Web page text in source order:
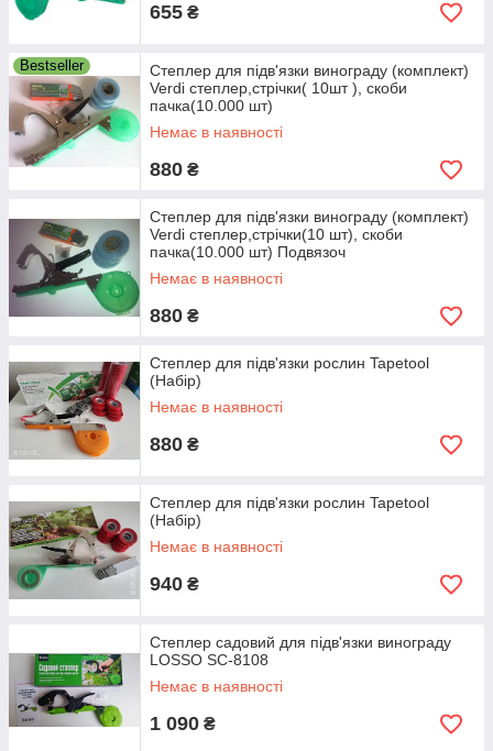
655 ₴
Bestseller
Степлер для підв'язки винограду (комплект)
Verdi степлер,стрічки( 10шт ), скоби
пачка(10.000 шт)
Немає в наявності
880 ₴
Степлер для підв'язки винограду (комплект)
Verdi степлер,стрічки(10 шт), скоби
пачка(10.000 шт) Подвязоч
Немає в наявності
880 ₴
Степлер для підв'язки рослин Tapetool
(Набір)
Немає в наявності
880 ₴
Степлер для підв'язки рослин Tapetool
(Набір)
Немає в наявності
940 ₴
Степлер садовий для підв'язки винограду
LOSSO SC-8108
Немає в наявності
1 090 ₴